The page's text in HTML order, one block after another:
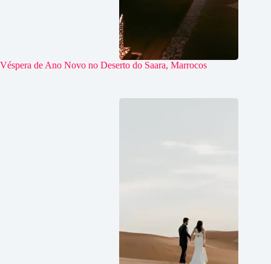
Véspera de Ano Novo no Deserto do Saara, Marrocos